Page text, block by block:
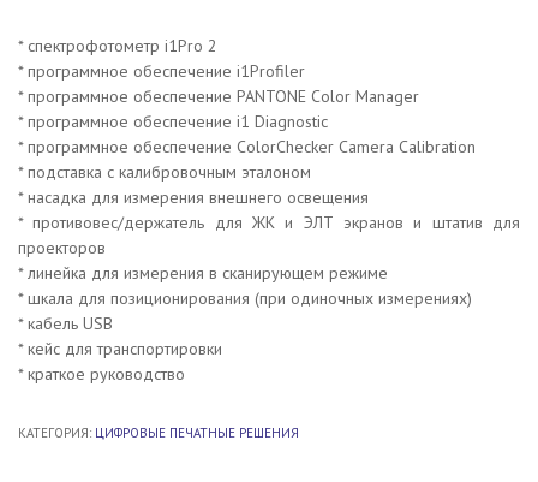
* спектрофотометр i1Pro 2
* программное обеспечение i1Profiler
* программное обеспечение PANTONE Color Manager
* программное обеспечение i1 Diagnostic
* программное обеспечение ColorChecker Camera Calibration
* подставка с калибровочным эталоном
* насадка для измерения внешнего освещения
* противовес/держатель для ЖК и ЭЛТ экранов и штатив для
проекторов
* линейка для измерения в сканирующем режиме
* шкала для позиционирования (при одиночных измерениях)
* кабель USB
* кейс для транспортировки
* краткое руководство
КАТЕГОРИЯ: ЦИФРОВЫЕ ПЕЧАТНЫЕ РЕШЕНИЯ